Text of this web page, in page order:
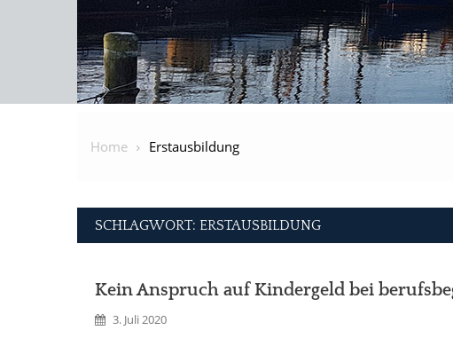
Home Erstausbildung
SCHLAGWORT: ERSTAUSBILDUNG
Kein Anspruch auf Kindergeld bei
3. Juli 2020